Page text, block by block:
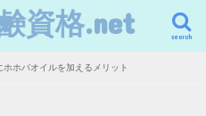
資格.net search
ホホバオイルを加えるメリット